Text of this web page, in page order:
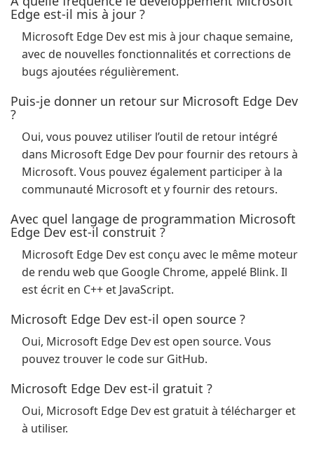
Edge est-il mis à jour ?
Microsoft Edge Dev est mis à jour chaque semaine,
avec de nouvelles fonctionnalités et corrections de
bugs ajoutées régulièrement.
Puis-je donner un retour sur Microsoft Edge Dev
?
Oui, vous pouvez utiliser l’outil de retour intégré
dans Microsoft Edge Dev pour fournir des retours à
Microsoft. Vous pouvez également participer à la
communauté Microsoft et y fournir des retours.
Avec quel langage de programmation Microsoft
Edge Dev est-il construit ?
Microsoft Edge Dev est conçu avec le même moteur
de rendu web que Google Chrome, appelé Blink. Il
est écrit en C++ et JavaScript.
Microsoft Edge Dev est-il open source ?
Oui, Microsoft Edge Dev est open source. Vous
pouvez trouver le code sur GitHub.
Microsoft Edge Dev est-il gratuit ?
Oui, Microsoft Edge Dev est gratuit à télécharger et
à utiliser.